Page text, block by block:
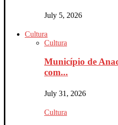
July 5, 2026
Cultura
Cultura
Município de
com...
July 31, 2026
Cultura